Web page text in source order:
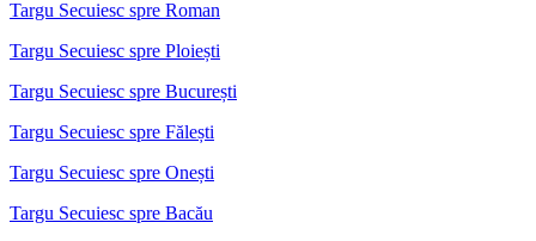
Targu Secuiesc spre Roman
Targu Secuiesc spre Ploiești
Targu Secuiesc spre București
Targu Secuiesc spre Fălești
Targu Secuiesc spre Onești
Targu Secuiesc spre Bacău